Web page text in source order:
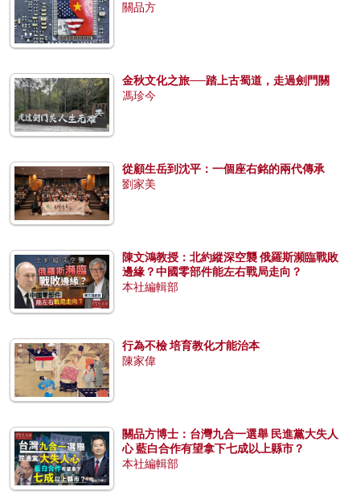
關品方
金秋文化之旅──踏上古蜀道，走過劍門關
馮珍今
從顧生岳到沈平：一個座右銘的兩代傳承
劉家美
陳文鴻教授：北約縱深空襲 俄羅斯瀕臨戰敗
邊緣？中國零部件能左右戰局走向？
本社編輯部
行為不檢 培育教化才能治本
陳家偉
關品方博士：台灣九合一選舉 民進黨大失人
心 藍白合作有望拿下七成以上縣市？
本社編輯部